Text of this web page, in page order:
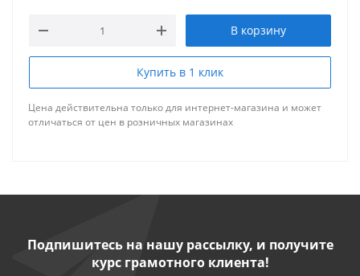
В корзину
Купить в 1 клик
Цена действительна только для интернет-магазина и может
отличаться от цен в розничных магазинах
Подпишитесь на нашу рассылку, и получите
курс грамотного клиента!